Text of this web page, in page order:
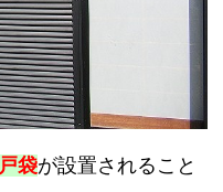
戸袋が設置されること